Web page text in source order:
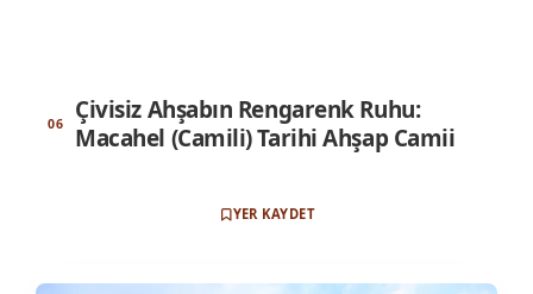
Çivisiz Ahşabın Rengarenk Ruhu:
Macahel (Camili) Tarihi Ahşap Camii
YER KAYDET